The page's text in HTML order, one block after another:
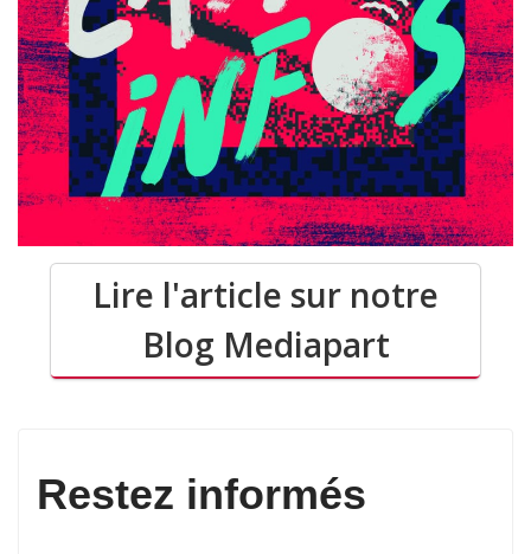
Lire l'article sur notre
Blog Mediapart
Restez informés